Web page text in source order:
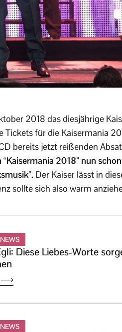
2018 das diesjährige
für die Kaisermania
bereits jetzt reißenden
2018” nun
Der Kaiser lässt in
sollte sich also warm
Diese Liebes-Worte